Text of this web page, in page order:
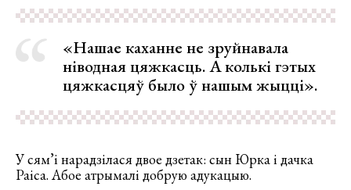
«Нашае каханне не зруйнавала
ніводная цяжкасць. А колькі гэтых
цяжкасцяў было ў нашым жыцці».
У сям’і нарадзілася двое дзетак: сын Юрка і дачка
Раіса. Абое атрымалі добрую адукацыю.